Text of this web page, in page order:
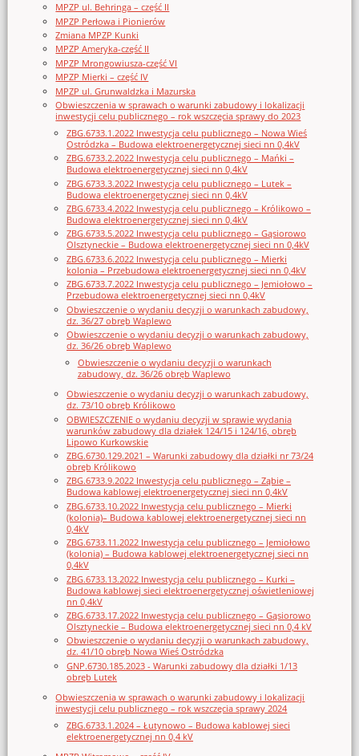
MPZP ul. Behringa – część II
MPZP Perłowa i Pionierów
Zmiana MPZP Kunki
MPZP Ameryka-część II
MPZP Mrongowiusza-część VI
MPZP Mierki – część IV
MPZP ul. Grunwaldzka i Mazurska
Obwieszczenia w sprawach o warunki zabudowy i lokalizacji
inwestycji celu publicznego – rok wszczęcia sprawy do 2023
ZBG.6733.1.2022 Inwestycja celu publicznego – Nowa Wieś
Ostródzka – Budowa elektroenergetycznej sieci nn 0,4kV
ZBG.6733.2.2022 Inwestycja celu publicznego – Mańki –
Budowa elektroenergetycznej sieci nn 0,4kV
ZBG.6733.3.2022 Inwestycja celu publicznego – Lutek –
Budowa elektroenergetycznej sieci nn 0,4kV
ZBG.6733.4.2022 Inwestycja celu publicznego – Królikowo –
Budowa elektroenergetycznej sieci nn 0,4kV
ZBG.6733.5.2022 Inwestycja celu publicznego – Gąsiorowo
Olsztyneckie – Budowa elektroenergetycznej sieci nn 0,4kV
ZBG.6733.6.2022 Inwestycja celu publicznego – Mierki
kolonia – Przebudowa elektroenergetycznej sieci nn 0,4kV
ZBG.6733.7.2022 Inwestycja celu publicznego – Jemiołowo –
Przebudowa elektroenergetycznej sieci nn 0,4kV
Obwieszczenie o wydaniu decyzji o warunkach zabudowy,
dz. 36/27 obręb Waplewo
Obwieszczenie o wydaniu decyzji o warunkach zabudowy,
dz. 36/26 obręb Waplewo
Obwieszczenie o wydaniu decyzji o warunkach
zabudowy, dz. 36/26 obręb Waplewo
Obwieszczenie o wydaniu decyzji o warunkach zabudowy,
dz. 73/10 obręb Królikowo
OBWIESZCZENIE o wydaniu decyzji w sprawie wydania
warunków zabudowy dla działek 124/15 i 124/16, obręb
Lipowo Kurkowskie
ZBG.6730.129.2021 – Warunki zabudowy dla działki nr 73/24
obręb Królikowo
ZBG.6733.9.2022 Inwestycja celu publicznego – Ząbie –
Budowa kablowej elektroenergetycznej sieci nn 0,4kV
ZBG.6733.10.2022 Inwestycja celu publicznego – Mierki
(kolonia)– Budowa kablowej elektroenergetycznej sieci nn
0,4kV
ZBG.6733.11.2022 Inwestycja celu publicznego – Jemiołowo
(kolonia) – Budowa kablowej elektroenergetycznej sieci nn
0,4kV
ZBG.6733.13.2022 Inwestycja celu publicznego – Kurki –
Budowa kablowej sieci elektroenergetycznej oświetleniowej
nn 0,4kV
ZBG.6733.17.2022 Inwestycja celu publicznego – Gąsiorowo
Olsztyneckie – Budowa elektroenergetycznej sieci nn 0,4 kV
Obwieszczenie o wydaniu decyzji o warunkach zabudowy,
dz. 41/10 obręb Nowa Wieś Ostródzka
GNP.6730.185.2023 - Warunki zabudowy dla działki 1/13
obręb Lutek
Obwieszczenia w sprawach o warunki zabudowy i lokalizacji
inwestycji celu publicznego – rok wszczęcia sprawy 2024
ZBG.6733.1.2024 – Łutynowo – Budowa kablowej sieci
elektroenergetycznej nn 0,4 kV